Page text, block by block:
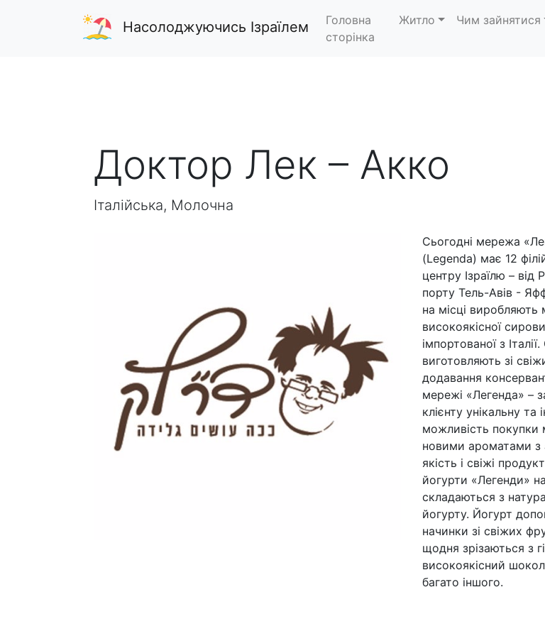
Насолоджуючись Ізраїлем
Головна
сторінка
Житло Чим зайнятися
Доктор Лек – Акко
Італійська, Молочна
Сьогодні мережа
(Legenda) має 12
центру Ізраїлю – від
порту Тель-Авів -
на місці виробляють
високоякісної
імпортованої з
виготовляють зі
додавання
мережі «Легенда» –
клієнту унікальну та
можливість покупки
новими ароматами з
якість і свіжі
йогурти «Легенди»
складаються з
йогурту. Йогурт
начинки зі свіжих
щодня зрізаються з
високоякісний
багато іншого.